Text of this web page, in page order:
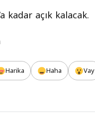
kadar açık kalacak.
Harika Haha Vay